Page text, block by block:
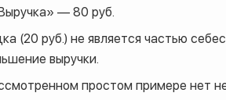
— 80 руб.
(20 руб.) не является частью
выручки.
простом примере нет